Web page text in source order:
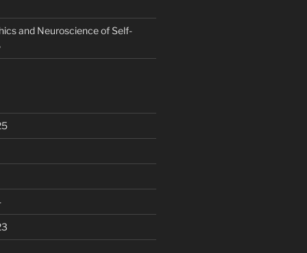
and Neuroscience of Self-